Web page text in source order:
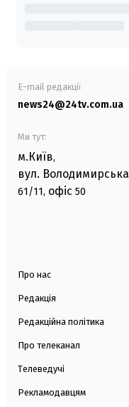
E-mail редакції
news24@24tv.com.ua
Ми тут:
м.Київ,
вул. Володимирська
61/11, офіс 50
Про нас
Редакція
Редакційна політика
Про телеканал
Телеведучі
Рекламодавцям